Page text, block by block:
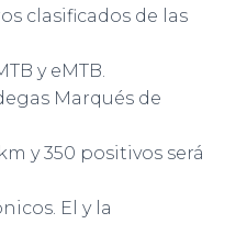
clasificados de las
y eMTB.
Marqués de
y 350 positivos será
El y la